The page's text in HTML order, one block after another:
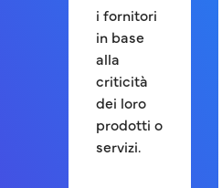
i fornitori
in base
alla
criticità
dei loro
prodotti o
servizi.